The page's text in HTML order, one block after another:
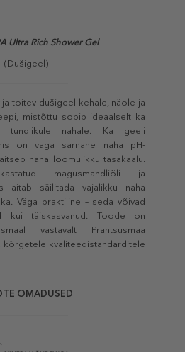
Ultra Rich Shower Gel
(Dušigeel)
ja toitev dušigeel kehale, näole ja
mistõttu sobib ideaalselt ka
tundlikule nahale. Ka geeli
on väga sarnane naha pH-
naha loomulikku tasakaalu.
magusmandliõli ja
aitab säilitada vajalikku naha
Väga praktiline – seda võivad
kui täiskasvanud. Toode on
vastavalt Prantsusmaa
kõrgetele kvaliteedistandarditele
OMADUSED